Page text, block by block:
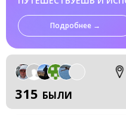
Подробнее →
315 БЫЛИ